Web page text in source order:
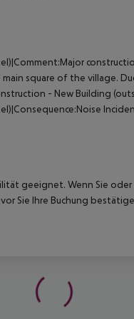
square of the village.
- New Building
geeignet. Wenn Sie
Sie Ihre Buchung